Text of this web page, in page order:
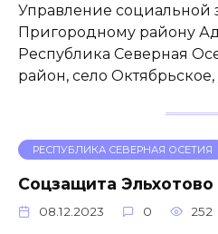
Управление социальной
Пригородному району
Республика Северная
район, село
РЕСПУБЛИКА СЕВЕРНАЯ ОСЕТИЯ
Соцзащита Эльхотово
08.12.2023 0 252